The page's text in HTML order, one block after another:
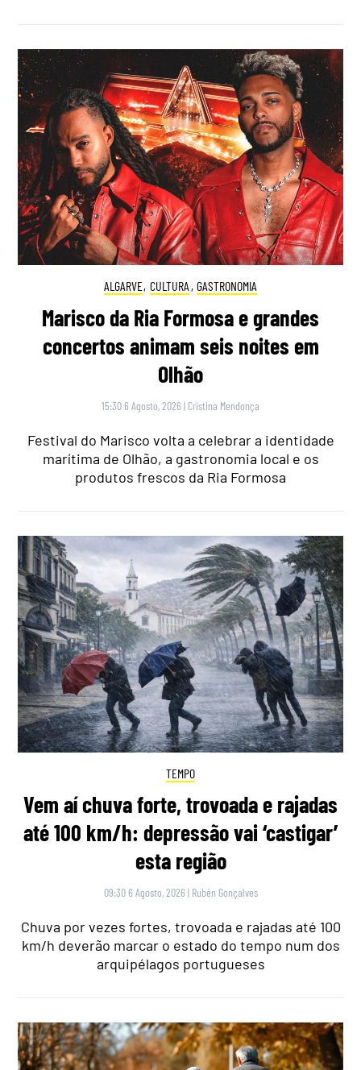
ALGARVE, CULTURA , GASTRONOMIA
Marisco da Ria Formosa e grandes
concertos animam seis noites em
Olhão
15:30 6 Agosto, 2026 | Cristina Mendonça
Festival do Marisco volta a celebrar a identidade
marítima de Olhão, a gastronomia local e os
produtos frescos da Ria Formosa
TEMPO
Vem aí chuva forte, trovoada e rajadas
até 100 km/h: depressão vai ‘castigar’
esta região
09:30 6 Agosto, 2026 | Rubén Gonçalves
Chuva por vezes fortes, trovoada e rajadas até 100
km/h deverão marcar o estado do tempo num dos
arquipélagos portugueses